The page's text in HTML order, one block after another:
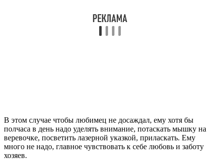
В этом случае чтобы любимец не досаждал, ему хотя бы
полчаса в день надо уделять внимание, потаскать мышку на
веревочке, посветить лазерной указкой, приласкать. Ему
много не надо, главное чувствовать к себе любовь и заботу
хозяев.